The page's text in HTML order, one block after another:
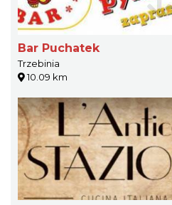
Bar Puchatek
Trzebinia
10.09 km